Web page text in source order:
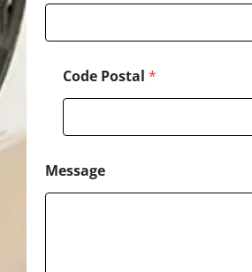
Code Postal *
Message